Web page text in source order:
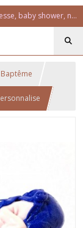
Cadeaux uniques, personnalisés pour annonce grossesse, baby shower, naissance, baptême, anniversaire. Un univers féérique et coloré.